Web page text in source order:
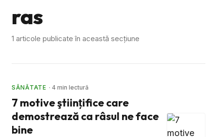
ras
1 articole publicate în această secțiune
SĂNĂTATE · 4 min lectură
7 motive ştiinţifice care
demostrează ca râsul ne face
bine